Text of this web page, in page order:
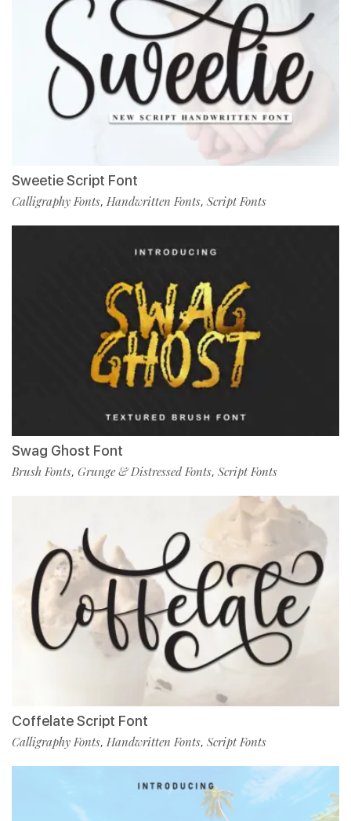
Sweetie Script Font
Calligraphy Fonts, Handwritten Fonts, Script Fonts
Swag Ghost Font
Brush Fonts, Grunge & Distressed Fonts, Script Fonts
Coffelate Script Font
Calligraphy Fonts, Handwritten Fonts, Script Fonts